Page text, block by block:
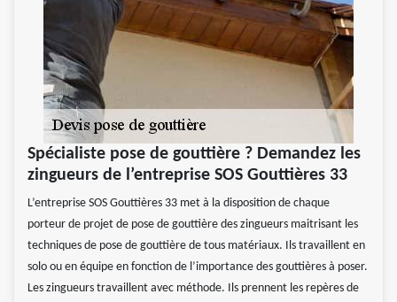
Spécialiste pose de gouttière ? Demandez les
zingueurs de l’entreprise SOS Gouttières 33
L’entreprise SOS Gouttières 33 met à la disposition de chaque
porteur de projet de pose de gouttière des zingueurs maitrisant les
techniques de pose de gouttière de tous matériaux. Ils travaillent en
solo ou en équipe en fonction de l’importance des gouttières à poser.
Les zingueurs travaillent avec méthode. Ils prennent les repères de